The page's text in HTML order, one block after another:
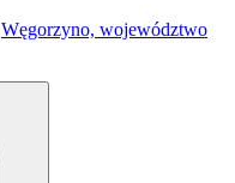
Węgorzyno, województwo